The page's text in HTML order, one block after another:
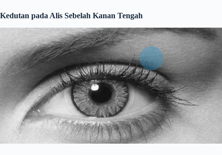
Kedutan pada Alis Sebelah Kanan Tengah